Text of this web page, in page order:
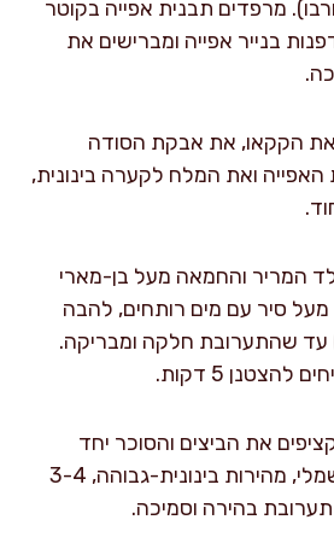
מרפדים תבנית אפייה בקוטר
בנייר אפייה ומברישים את
הקקאו, את אבקת הסודה
ואת המלח לקערה בינונית,
המריר והחמאה מעל בן-מארי
סיר עם מים רותחים, להבה
6 דקות) עד שהתערובת חלקה ומבריקה.
5 דקות.
את הביצים והסוכר יחד
(בעזרת מיקסר חשמלי, מהירות בינונית-גבוהה, 3-4
בהירה וסמיכה.